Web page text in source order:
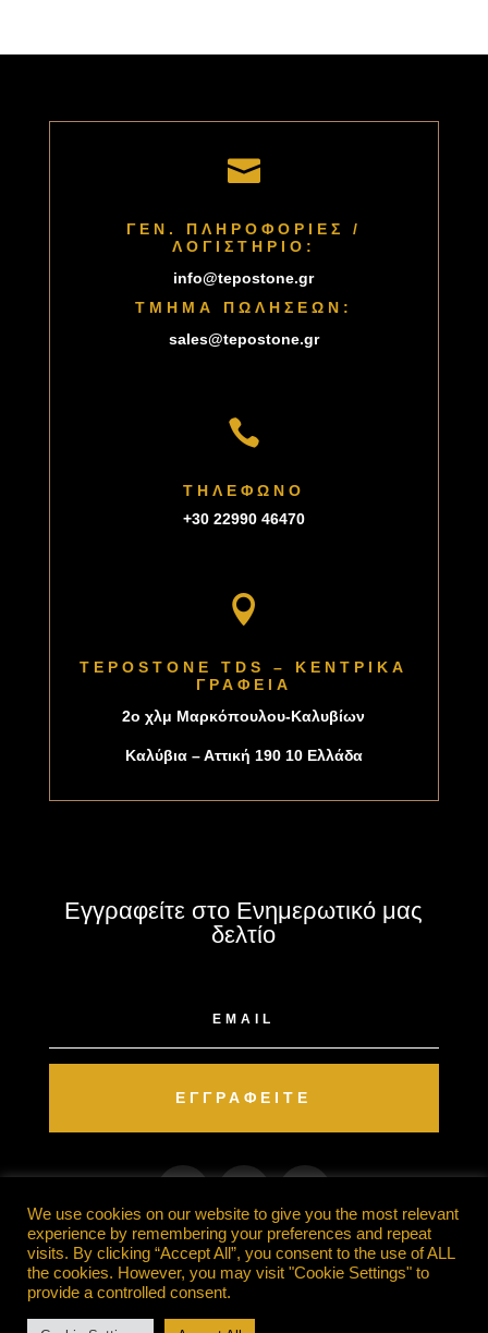

ΓΕΝ. ΠΛΗΡΟΦΟΡΙΕΣ /
ΛΟΓΙΣΤΗΡΙΟ:
info@tepostone.gr
ΤΜΗΜΑ ΠΩΛΗΣΕΩΝ:
sales@tepostone.gr

ΤΗΛΕΦΩΝΟ
+30 22990 46470

TEPOSTONE TDS – ΚΕΝΤΡΙΚΑ
ΓΡΑΦΕΙΑ
2o χλμ Μαρκόπουλου-Καλυβίων
Καλύβια – Αττική 190 10 Ελλάδα
Εγγραφείτε στο Ενημερωτικό μας
δελτίο
ΕΓΓΡΑΦΕΊΤΕ
Designed and Powered by SmartIt
We use cookies on our website to give you the most relevant
experience by remembering your preferences and repeat
visits. By clicking “Accept All”, you consent to the use of ALL
the cookies. However, you may visit "Cookie Settings" to
provide a controlled consent.